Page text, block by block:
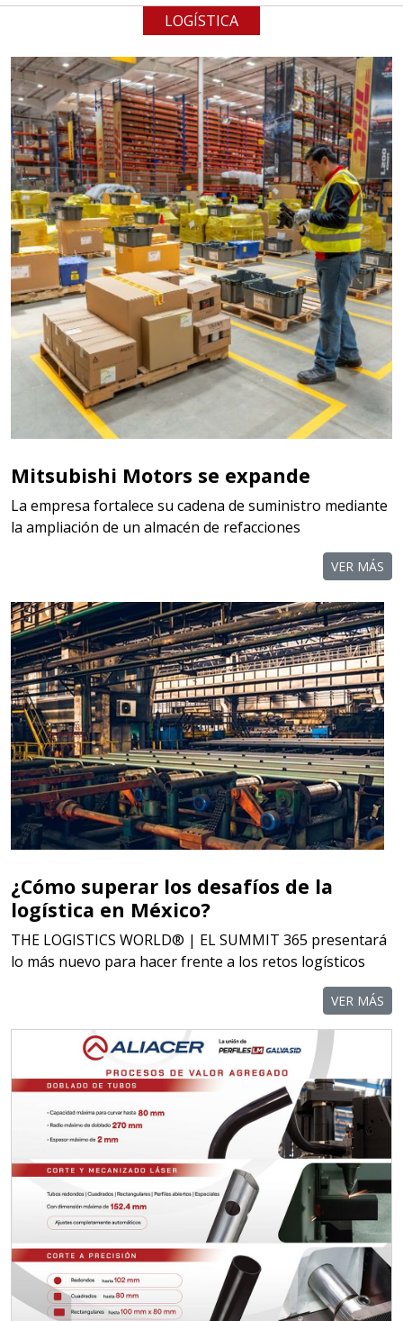
LOGÍSTICA
Mitsubishi Motors se expande
La empresa fortalece su cadena de suministro mediante
la ampliación de un almacén de refacciones
VER MÁS
¿Cómo superar los desafíos de la
logística en México?
THE LOGISTICS WORLD® | EL SUMMIT 365 presentará
lo más nuevo para hacer frente a los retos logísticos
VER MÁS